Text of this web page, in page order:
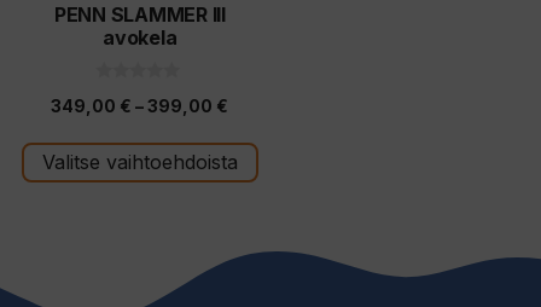
PENN SLAMMER III
avokela
5
s
t
ä
349,00 € – 399,00 €
-
Valitse vaihtoehdoista
tuotteen